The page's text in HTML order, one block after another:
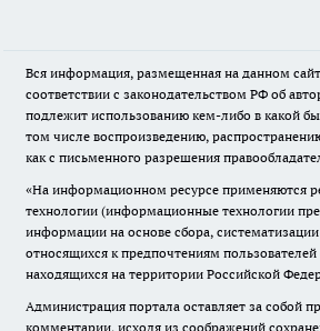
Вся информация, размещенная на данном
соответствии с законодательством РФ об
подлежит использованию кем-либо в какой
том числе воспроизведению,
как с письменного разрешения
«На информационном ресурсе применяются
технологии (информационные технологии
информации на основе сбора,
относящихся к предпочтениям
находящихся на территории Российской
Администрация портала оставляет за собой
комментарии, исходя из соображений